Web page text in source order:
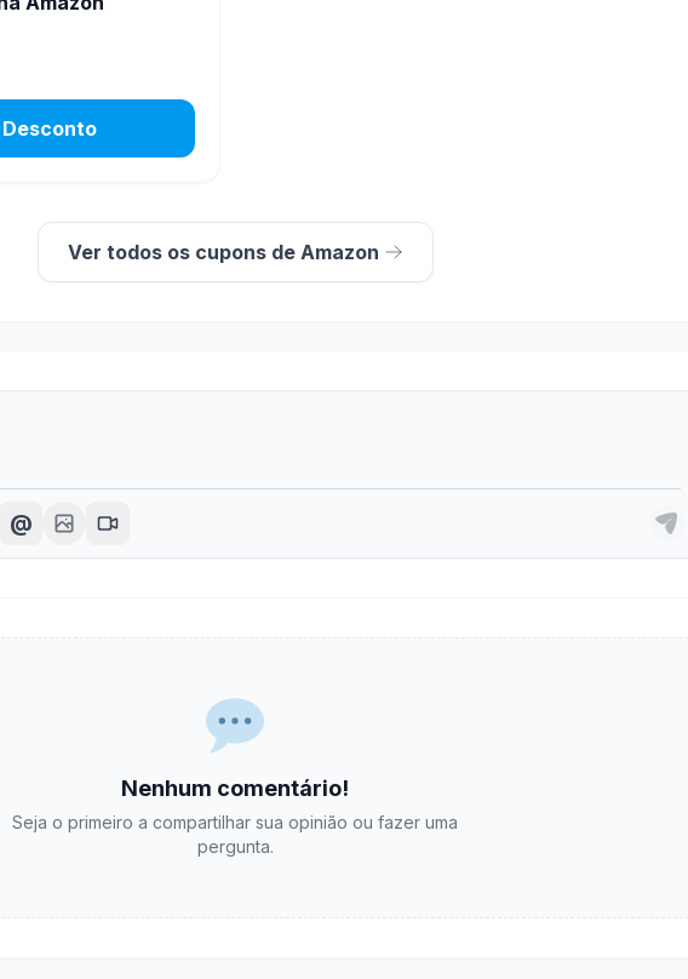
Ver todos os cupons de Amazon
@
Nenhum comentário!
Seja o primeiro a compartilhar sua opinião ou fazer uma
pergunta.